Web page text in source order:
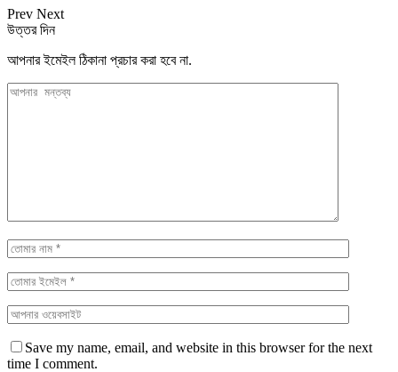
Prev Next
উত্তর দিন
আপনার ইমেইল ঠিকানা প্রচার করা হবে না.
Save my name, email, and website in this browser for the next
time I comment.